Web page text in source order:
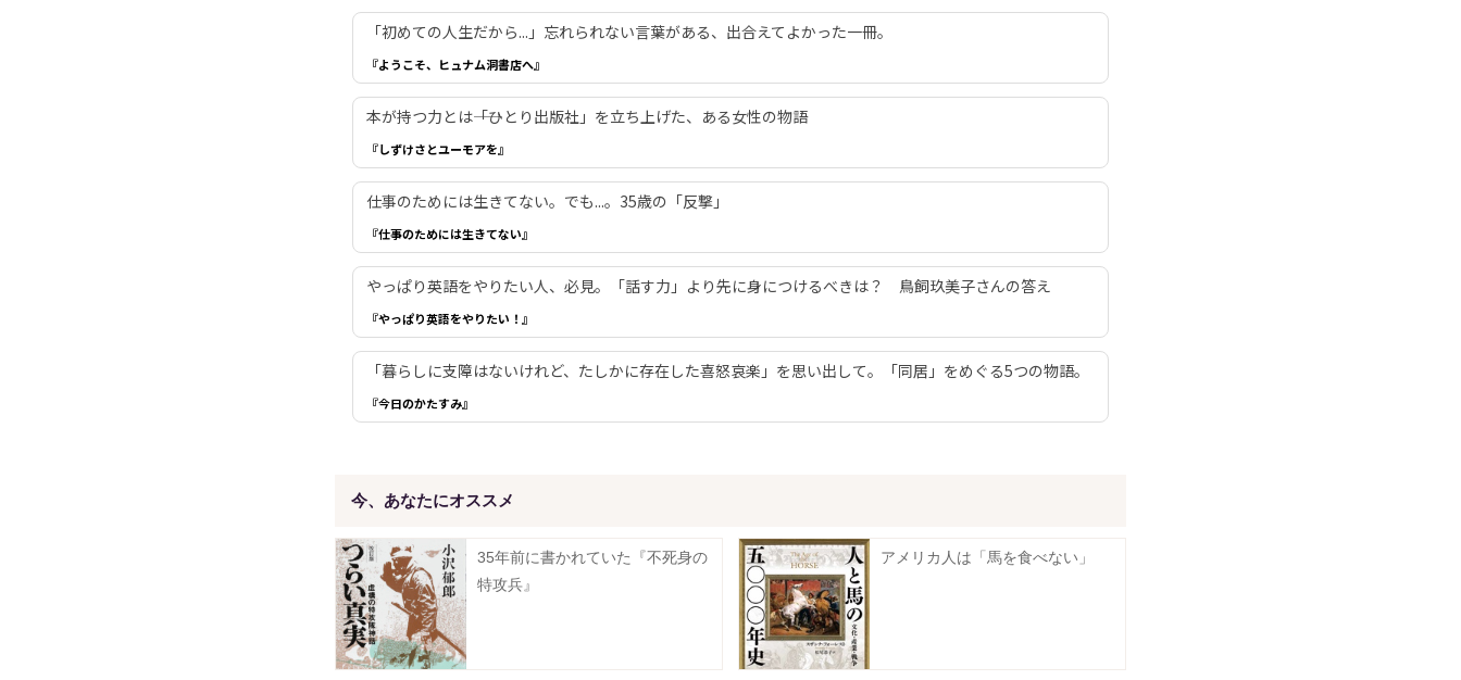
「初めての人生だから...」忘れられない言葉がある、出合えてよかった一冊。
『ようこそ、ヒュナム洞書店へ』
本が持つ力とは――「ひとり出版社」を立ち上げた、ある女性の物語
『しずけさとユーモアを』
仕事のためには生きてない。でも...。35歳の「反撃」
『仕事のためには生きてない』
やっぱり英語をやりたい人、必見。「話す力」より先に身につけるべきは？ 鳥飼玖美子さんの答え
『やっぱり英語をやりたい！』
「暮らしに支障はないけれど、たしかに存在した喜怒哀楽」を思い出して。「同居」をめぐる5つの物語。
『今日のかたすみ』
今、あなたにオススメ
35年前に書かれていた『不死身の
特攻兵』
アメリカ人は「馬を食べない」